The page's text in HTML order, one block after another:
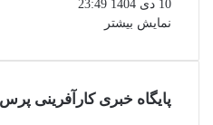
10 دی 1404 23:49
نمایش بیشتر
پایگاه خبری کارآفرینی پرس